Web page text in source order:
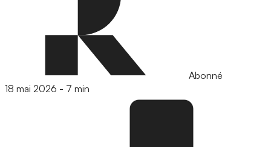
Abonné
18 mai 2026 - 7 min